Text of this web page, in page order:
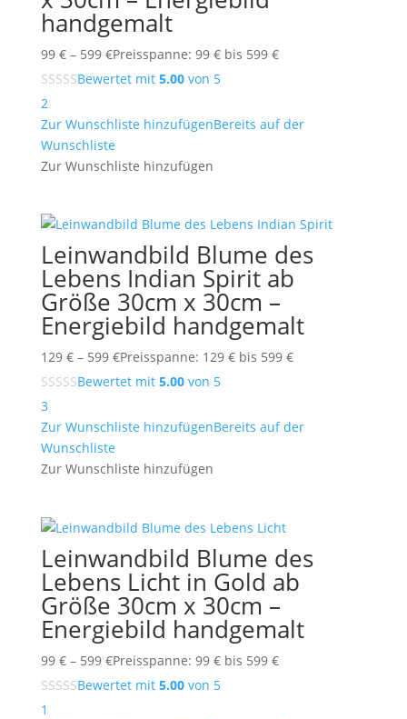
handgemalt
99 € – 599 €Preisspanne: 99 € bis 599 €
Bewertet mit 5.00von 5
2
Zur Wunschliste hinzufügenBereits auf der
Wunschliste
Zur Wunschliste hinzufügen
Leinwandbild Blume des
Lebens Indian Spirit ab
Größe 30cm x 30cm –
Energiebild handgemalt
129 € – 599 €Preisspanne: 129 € bis 599 €
Bewertet mit 5.00von 5
3
Zur Wunschliste hinzufügenBereits auf der
Wunschliste
Zur Wunschliste hinzufügen
Leinwandbild Blume des
Lebens Licht in Gold ab
Größe 30cm x 30cm –
Energiebild handgemalt
99 € – 599 €Preisspanne: 99 € bis 599 €
Bewertet mit 5.00von 5
1